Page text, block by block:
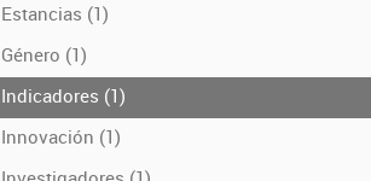
Estancias (1)
Género (1)
Indicadores (1)
Innovación (1)